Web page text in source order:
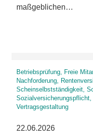
maßgeblichen…
Betriebsprüfung, Freie
Nachforderung,
Scheinselbstständigkeit,
Vertragsgestaltung
22.06.2026